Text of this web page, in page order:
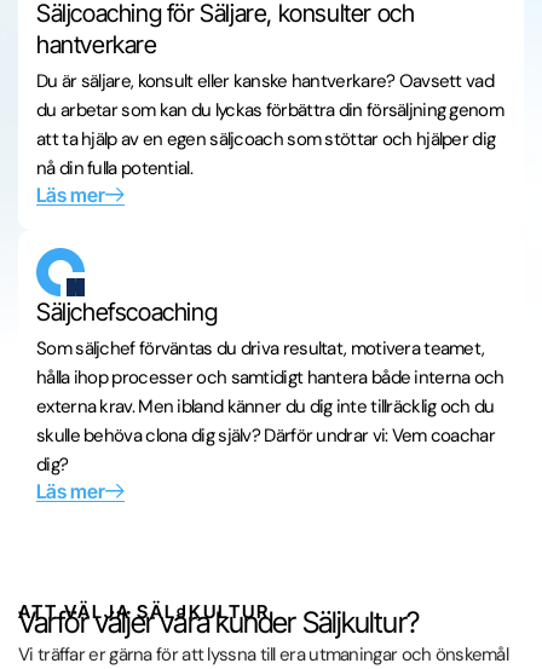
Säljcoaching för Säljare, konsulter och
hantverkare
Du är säljare, konsult eller kanske hantverkare? Oavsett vad
du arbetar som kan du lyckas förbättra din försäljning genom
att ta hjälp av en egen säljcoach som stöttar och hjälper dig
nå din fulla potential.
Läs mer
Säljchefscoaching
Som säljchef förväntas du driva resultat, motivera teamet,
hålla ihop processer och samtidigt hantera både interna och
externa krav. Men ibland känner du dig inte tillräcklig och du
skulle behöva clona dig själv? Därför undrar vi: Vem coachar
dig?
Läs mer
ATT VÄLJA SÄLJKULTUR
Varför väljer våra kunder Säljkultur?
Vi träffar er gärna för att lyssna till era utmaningar och önskemål